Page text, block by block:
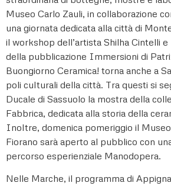
Museo Carlo Zauli, in collaborazione
una giornata dedicata alla città di
il workshop dell’artista Shilha Cintelli
della pubblicazione Immersioni di
Buongiorno Ceramica! torna anche a
poli culturali della città. Tra questi si
Ducale di Sassuolo la mostra della
Fabbrica, dedicata alla storia della
Inoltre, domenica pomeriggio il
Fiorano sarà aperto al pubblico con
percorso esperienziale Manodopera.
Nelle Marche, il programma di